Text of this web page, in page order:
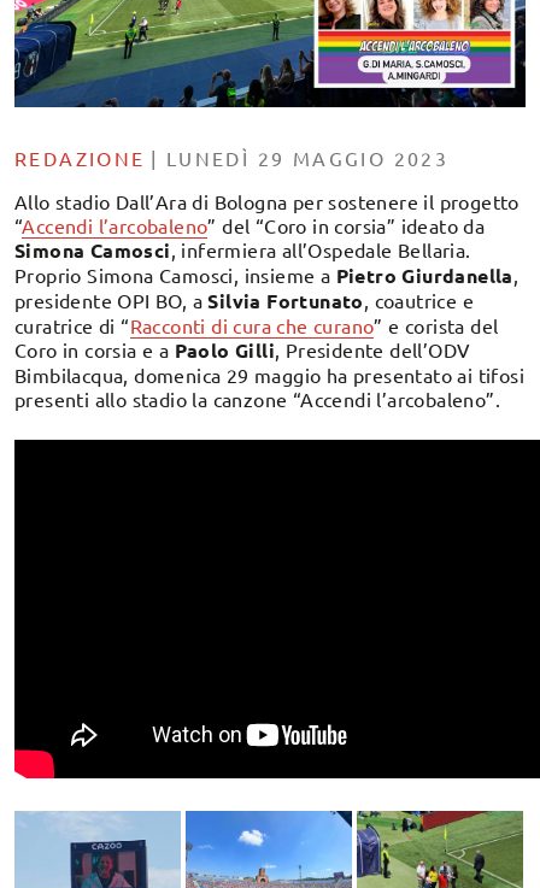
REDAZIONE | LUNEDÌ 29 MAGGIO 2023
Allo stadio Dall’Ara di Bologna per sostenere il progetto
“Accendi l’arcobaleno” del “Coro in corsia” ideato da
Simona Camosci, infermiera all’Ospedale Bellaria.
Proprio Simona Camosci, insieme a Pietro Giurdanella,
presidente OPI BO, aSilvia Fortunato, coautrice e
curatrice di “Racconti di cura che curano” e corista del
Coro in corsia e a Paolo Gilli, Presidente dell’ODV
Bimbilacqua, domenica 29 maggio ha presentato ai tifosi
presenti allo stadio la canzone “Accendi l’arcobaleno”.